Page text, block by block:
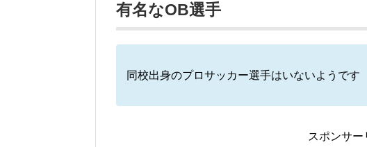
有名なOB選手
同校出身のプロサッカー選手はいないようです
スポンサー